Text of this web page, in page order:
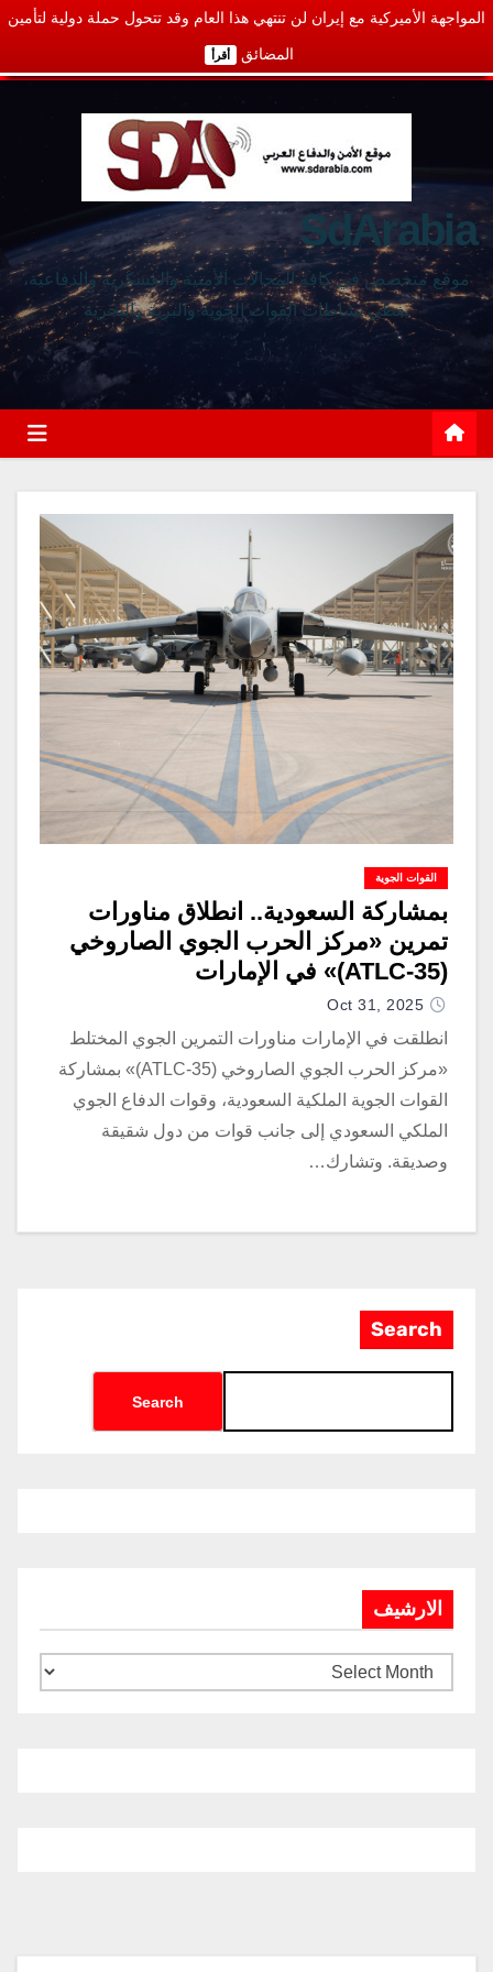
المواجهة الأميركية مع إيران لن تنتهي هذا العام وقد تتحول حملة دولية لتأمين
المضائق أقرأ
SdArabia
موقع متخصص في كافة المجالات الأمنية والعسكرية والدفاعية،
يغطي نشاطات القوات الجوية والبرية والبحرية
القوات الجوية
بمشاركة السعودية.. انطلاق مناورات
تمرين «مركز الحرب الجوي الصاروخي
(ATLC-35)» في الإمارات
Oct 31, 2025
انطلقت في الإمارات مناورات التمرين الجوي المختلط
«مركز الحرب الجوي الصاروخي (ATLC-35)» بمشاركة
القوات الجوية الملكية السعودية، وقوات الدفاع الجوي
الملكي السعودي إلى جانب قوات من دول شقيقة
وصديقة. وتشارك…
Search
Search
الارشيف